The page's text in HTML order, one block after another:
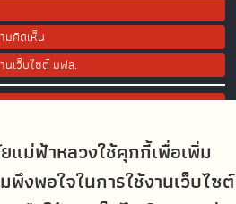
แม่ฟ้าหลวงใช้คุกกี้เพื่อเพิ่ม
งพอใจในการใช้งานเว็บไซต์
มคิดเห็น
นเว็บไซต์ มฟล.
Media